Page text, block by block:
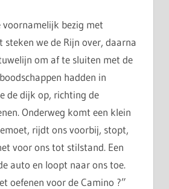
bezig met
steken we de Rijn over, daarna
om af te sluiten met de
hadden in
de dijk op, richting de
Onderweg komt een klein
rijdt ons voorbij, stopt,
voor ons tot stilstand. Een
auto en loopt naar ons toe.
oefenen voor de Camino ?”